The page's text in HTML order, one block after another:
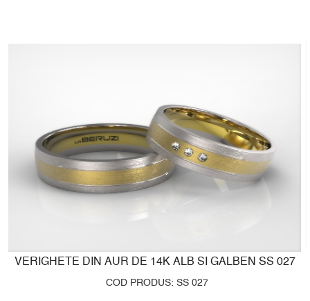
VERIGHETE DIN AUR DE 14K ALB SI GALBEN SS 027
COD PRODUS: SS 027